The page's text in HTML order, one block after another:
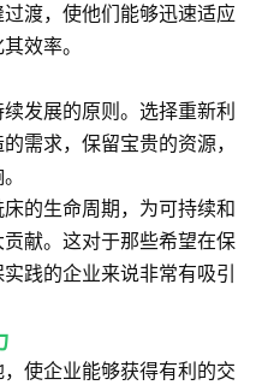
渡，使他们能够迅速适应
效率。
发展的原则。选择重新利
需求，保留宝贵的资源，
的生命周期，为可持续和
献。这对于那些希望在保
践的企业来说非常有吸引
使企业能够获得有利的交